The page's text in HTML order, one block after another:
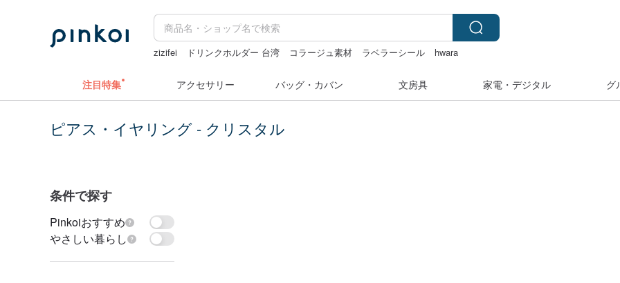
zizifei ドリンクホルダー 台湾 コラージュ素材 ラベラーシール
hwara
注目特集 アクセサリー バッグ・カバン 文房具 家電・デジタル グ
ピアス・イヤリング - クリスタル
条件で探す
Pinkoiおすすめ
やさしい暮らし